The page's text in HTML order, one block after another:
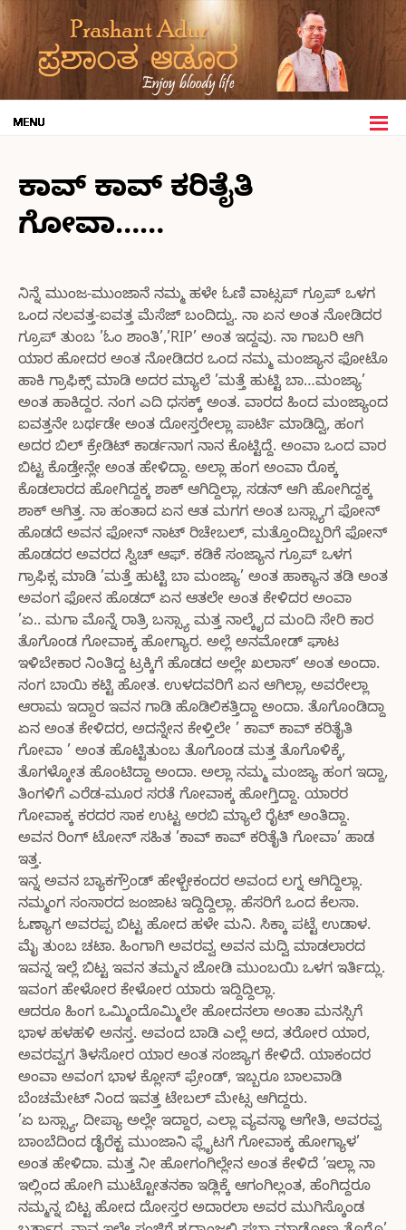
ಕಾವ್ ಕಾವ್ ಕರಿತೈತಿ
ಗೋವಾ……
ನಿನ್ನೆ ಮುಂಜ-ಮುಂಜಾನೆ ನಮ್ಮ ಹಳೇ ಓಣಿ ವಾಟ್ಸಪ್ ಗ್ರೂಪ್ ಒಳಗ
ಒಂದ ನಲವತ್ತ-ಐವತ್ತ ಮೆಸೆಜ್ ಬಂದಿದ್ವು. ನಾ ಏನ ಅಂತ ನೋಡಿದರ
ಗ್ರೂಪ್ ತುಂಬ ’ಓಂ ಶಾಂತಿ’,’RIP’ ಅಂತ ಇದ್ದವು. ನಾ ಗಾಬರಿ ಆಗಿ
ಯಾರ ಹೋದರ ಅಂತ ನೋಡಿದರ ಒಂದ ನಮ್ಮ ಮಂಜ್ಯಾನ ಫೋಟೊ
ಹಾಕಿ ಗ್ರಾಫಿಕ್ಸ್ ಮಾಡಿ ಅದರ ಮ್ಯಾಲೆ ’ಮತ್ತೆ ಹುಟ್ಟಿ ಬಾ…ಮಂಜ್ಯಾ’
ಅಂತ ಹಾಕಿದ್ದರ. ನಂಗ ಎದಿ ಧಸಕ್ಕ್ ಅಂತ. ವಾರದ ಹಿಂದ ಮಂಜ್ಯಾಂದ
ಐವತ್ತನೇ ಬರ್ಥಡೇ ಅಂತ ದೋಸ್ತರೇಲ್ಲಾ ಪಾರ್ಟಿ ಮಾಡಿದ್ವಿ, ಹಂಗ
ಅದರ ಬಿಲ್ ಕ್ರೇಡಿಟ್ ಕಾರ್ಡನಾಗ ನಾನ ಕೊಟ್ಟಿದ್ದೆ. ಅಂವಾ ಒಂದ ವಾರ
ಬಿಟ್ಟ ಕೊಡ್ತೇನ್ಲೇ ಅಂತ ಹೇಳಿದ್ದಾ. ಅಲ್ಲಾ ಹಂಗ ಅಂವಾ ರೊಕ್ಕ
ಕೊಡಲಾರದ ಹೋಗಿದ್ದಕ್ಕ ಶಾಕ್ ಆಗಿದ್ದಿಲ್ಲಾ, ಸಡನ್ ಆಗಿ ಹೋಗಿದ್ದಕ್ಕ
ಶಾಕ್ ಆಗಿತ್ತ. ನಾ ಹಂತಾದ ಏನ ಆತ ಮಗಗ ಅಂತ ಬಸ್ಸ್ಯಾಗ ಫೋನ್
ಹೊಡದೆ ಅವನ ಫೋನ್ ನಾಟ್ ರಿಚೇಬಲ್, ಮತ್ತೊಂದಿಬ್ಬರಿಗೆ ಫೋನ್
ಹೊಡದರ ಅವರದ ಸ್ವಿಚ್ ಆಫ್. ಕಡಿಕೆ ಸಂಜ್ಯಾನ ಗ್ರೂಪ್ ಒಳಗ
ಗ್ರಾಫಿಕ್ಸ ಮಾಡಿ ’ಮತ್ತೆ ಹುಟ್ಟಿ ಬಾ ಮಂಜ್ಯಾ’ ಅಂತ ಹಾಕ್ಯಾನ ತಡಿ ಅಂತ
ಅವಂಗ ಫೋನ ಹೊಡದ್ ಏನ ಆತಲೇ ಅಂತ ಕೇಳಿದರ ಅಂವಾ
’ಏ.. ಮಗಾ ಮೊನ್ನೆ ರಾತ್ರಿ ಬಸ್ಸ್ಯಾ ಮತ್ತ ನಾಲ್ಕೈದ ಮಂದಿ ಸೇರಿ ಕಾರ
ತೊಗೊಂಡ ಗೋವಾಕ್ಕ ಹೋಗ್ಯಾರ. ಅಲ್ಲೆ ಅನಮೋಡ್ ಘಾಟ
ಇಳಿಬೇಕಾರ ನಿಂತಿದ್ದ ಟ್ರಕ್ಕಿಗೆ ಹೊಡದ ಅಲ್ಲೇ ಖಲಾಸ್’ ಅಂತ ಅಂದಾ.
ನಂಗ ಬಾಯಿ ಕಟ್ಟಿ ಹೋತ. ಉಳದವರಿಗೆ ಏನ ಆಗಿಲ್ಲಾ, ಅವರೇಲ್ಲಾ
ಆರಾಮ ಇದ್ದಾರ ಇವನ ಗಾಡಿ ಹೊಡಿಲಿಕತ್ತಿದ್ದಾ ಅಂದಾ. ತೊಗೊಂಡಿದ್ದಾ
ಏನ ಅಂತ ಕೇಳಿದರ, ಅದನ್ನೇನ ಕೇಳ್ತಿಲೇ ’ ಕಾವ್ ಕಾವ್ ಕರಿತೈತಿ
ಗೋವಾ ’ ಅಂತ ಹೊಟ್ಟಿತುಂಬ ತೊಗೊಂಡ ಮತ್ತ ತೊಗೊಳಿಕ್ಕೆ,
ತೊಗಳ್ಕೋತ ಹೊಂಟಿದ್ದಾ ಅಂದಾ. ಅಲ್ಲಾ ನಮ್ಮ ಮಂಜ್ಯಾ ಹಂಗ ಇದ್ದಾ,
ತಿಂಗಳಿಗೆ ಎರೆಡ-ಮೂರ ಸರತೆ ಗೋವಾಕ್ಕ ಹೋಗ್ತಿದ್ದಾ. ಯಾರರ
ಗೋವಾಕ್ಕ ಕರದರ ಸಾಕ ಉಟ್ಟ ಅರಬಿ ಮ್ಯಾಲೆ ರೈಟ್ ಅಂತಿದ್ದಾ.
ಅವನ ರಿಂಗ್ ಟೋನ್ ಸಹಿತ ’ಕಾವ್ ಕಾವ್ ಕರಿತೈತಿ ಗೋವಾ’ ಹಾಡ
ಇತ್ತ.
ಇನ್ನ ಅವನ ಬ್ಯಾಕಗ್ರೌಂಡ್ ಹೇಳ್ಬೇಕಂದರ ಅವಂದ ಲಗ್ನ ಆಗಿದ್ದಿಲ್ಲಾ.
ನಮ್ಮಂಗ ಸಂಸಾರದ ಜಂಜಾಟ ಇದ್ದಿದ್ದಿಲ್ಲಾ. ಹೆಸರಿಗೆ ಒಂದ ಕೆಲಸಾ.
ಓಣ್ಯಾಗ ಅವರಪ್ಪ ಬಿಟ್ಟ ಹೋದ ಹಳೇ ಮನಿ. ಸಿಕ್ಕಾ ಪಟ್ಟೆ ಉಡಾಳ.
ಮೈ ತುಂಬ ಚಟಾ. ಹಿಂಗಾಗಿ ಅವರವ್ವ ಅವನ ಮದ್ವಿ ಮಾಡಲಾರದ
ಇವನ್ನ ಇಲ್ಲೆ ಬಿಟ್ಟ ಇವನ ತಮ್ಮನ ಜೋಡಿ ಮುಂಬಯಿ ಒಳಗ ಇರ್ತಿದ್ಲು.
ಇವಂಗ ಹೇಳೋರ ಕೇಳೋರ ಯಾರು ಇದ್ದಿದ್ದಿಲ್ಲಾ.
ಆದರೂ ಹಿಂಗ ಒಮ್ಮಿಂದೊಮ್ಮಿಲೇ ಹೋದನಲಾ ಅಂತಾ ಮನಸ್ಸಿಗೆ
ಭಾಳ ಹಳಹಳಿ ಅನಸ್ತ. ಅವಂದ ಬಾಡಿ ಎಲ್ಲೆ ಅದ, ತರೋರ ಯಾರ,
ಅವರವ್ವಗ ತಿಳಸೋರ ಯಾರ ಅಂತ ಸಂಜ್ಯಾಗ ಕೇಳಿದೆ. ಯಾಕಂದರ
ಅಂವಾ ಅವಂಗ ಭಾಳ ಕ್ಲೋಸ್ ಫ್ರೇಂಡ್, ಇಬ್ಬರೂ ಬಾಲವಾಡಿ
ಬೆಂಚಮೇಟ್ ನಿಂದ ಇವತ್ತ ಟೇಬಲ್ ಮೇಟ್ಸ ಆಗಿದ್ದರು.
’ಏ ಬಸ್ಸ್ಯಾ, ದೀಪ್ಯಾ ಅಲ್ಲೇ ಇದ್ದಾರ, ಎಲ್ಲಾ ವ್ಯವಸ್ಥಾ ಆಗೇತಿ, ಅವರವ್ವ
ಬಾಂಬೆದಿಂದ ಡೈರೆಕ್ಟ ಮುಂಜಾನಿ ಫ್ಲೈಟಗೆ ಗೋವಾಕ್ಕ ಹೋಗ್ಯಾಳ’
ಅಂತ ಹೇಳಿದಾ. ಮತ್ತ ನೀ ಹೋಗಂಗಿಲ್ಲೇನ ಅಂತ ಕೇಳಿದೆ ’ಇಲ್ಲಾ ನಾ
ಇಲ್ಲಿಂದ ಹೋಗಿ ಮುಟ್ಟೋತನಕಾ ಇಡ್ಲಿಕ್ಕೆ ಆಗಂಗಿಲ್ಲಂತ, ಹೆಂಗಿದ್ದರೂ
ನಮ್ಮನ್ನ ಬಿಟ್ಟ ಹೋದ ದೋಸ್ತರ ಅದಾರಲಾ ಅವರ ಮುಗಿಸ್ಕೊಂಡ